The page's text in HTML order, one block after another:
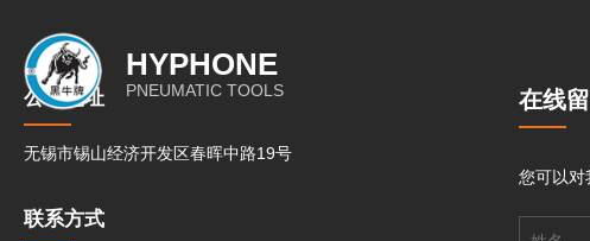
HYPHONE
PNEUMATIC TOOLS
公司地址
无锡市锡山经济开发区春晖中路19号
联系方式
在线
您可以对